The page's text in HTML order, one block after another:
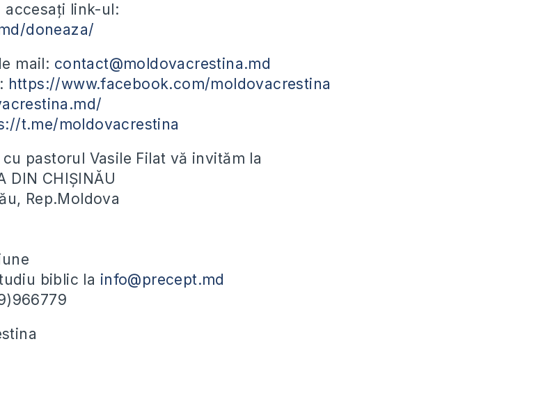
accesați link-ul:
doneaza/
mail: contact@moldovacrestina.md
https://www.facebook.com/moldovacrestina
t.me/moldovacrestina
pastorul Vasile Filat vă invităm la
DIN CHIȘINĂU
Rep.Moldova
biblic la info@precept.md